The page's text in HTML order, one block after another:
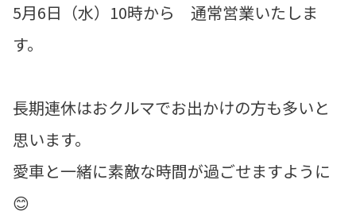
5月6日（水）10時から 通常営業いたしま
す。
長期連休はおクルマでお出かけの方も多いと
思います。
愛車と一緒に素敵な時間が過ごせますように
😊